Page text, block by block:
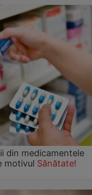
din medicamentele
motivul Sănătate!